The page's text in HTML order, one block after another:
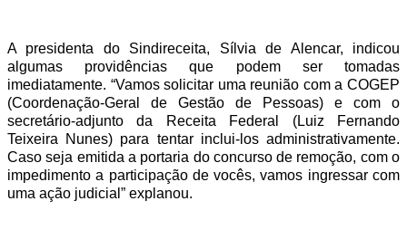
A presidenta do Sindireceita, Sílvia de Alencar, indicou
algumas providências que podem ser tomadas
imediatamente. “Vamos solicitar uma reunião com a COGEP
(Coordenação-Geral de Gestão de Pessoas) e com o
secretário-adjunto da Receita Federal (Luiz Fernando
Teixeira Nunes) para tentar inclui-los administrativamente.
Caso seja emitida a portaria do concurso de remoção, com o
impedimento a participação de vocês, vamos ingressar com
uma ação judicial” explanou.